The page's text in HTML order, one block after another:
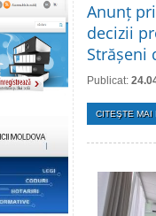
Anunț
decizii
Strășeni
Publicat:
CITEŞTE MAI